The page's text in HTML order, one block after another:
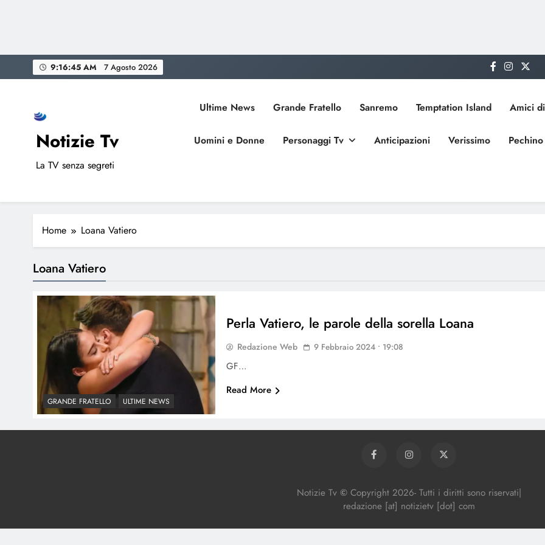
to
9:16:45 AM 7 Agosto 2026
Notizie Tv
La TV senza segreti
Ultime News Grande Fratello Sanremo Temptation Island Amici
Uomini e Donne Personaggi Tv Anticipazioni Verissimo
Home Loana Vatiero
Loana Vatiero
GRANDE FRATELLO ULTIME NEWS
Perla Vatiero, le parole della sorella Loana
Redazione Web 9 Febbraio 2024 • 19:08
GF…
Read More
Notizie Tv ©Copyright2026- Tutti i diritti sono riservati|
redazione [at] notizietv [dot] com